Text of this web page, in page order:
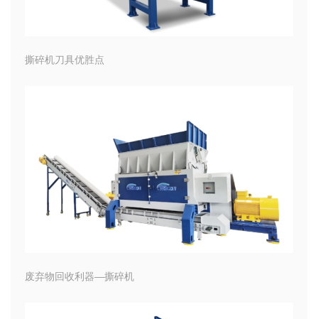
撕碎机刀具优胜点
废弃物回收利器—撕碎机